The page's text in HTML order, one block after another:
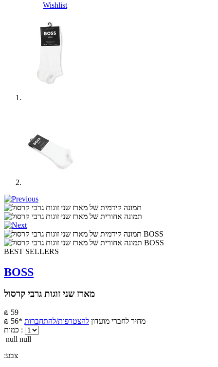
Wishlist
BEST SELLERS
BOSS
מארז שני זוגות גרבי קרסול
₪ 59
₪ 56*
מחיר לחברי מועדון להצטרפות/להתחברות
כמות :
null null
:צבע